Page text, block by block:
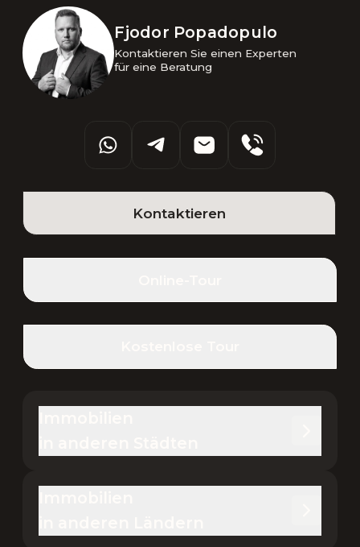
Fjodor Popadopulo
Kontaktieren Sie einen Experten
für eine Beratung
Kontaktieren